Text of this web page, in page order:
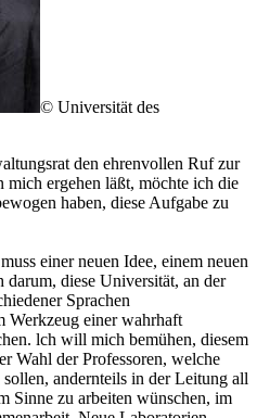
© Universität des
den ehrenvollen Ruf zur
ergehen läßt, möchte ich die
haben, diese Aufgabe zu
einer neuen Idee, einem neuen
darum, diese Universität, an der
Sprachen
Werkzeug einer wahrhaft
lch will mich bemühen, diesem
Wahl der Professoren, welche
andernteils in der Leitung all
Sinne zu arbeiten wünschen, im